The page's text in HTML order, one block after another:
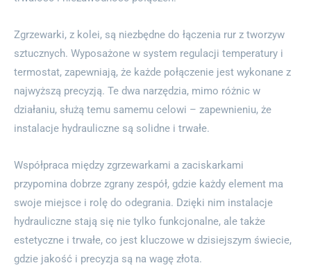
Zgrzewarki, z kolei, są niezbędne do łączenia rur z tworzyw
sztucznych. Wyposażone w system regulacji temperatury i
termostat, zapewniają, że każde połączenie jest wykonane z
najwyższą precyzją. Te dwa narzędzia, mimo różnic w
działaniu, służą temu samemu celowi – zapewnieniu, że
instalacje hydrauliczne są solidne i trwałe.
Współpraca między zgrzewarkami a zaciskarkami
przypomina dobrze zgrany zespół, gdzie każdy element ma
swoje miejsce i rolę do odegrania. Dzięki nim instalacje
hydrauliczne stają się nie tylko funkcjonalne, ale także
estetyczne i trwałe, co jest kluczowe w dzisiejszym świecie,
gdzie jakość i precyzja są na wagę złota.